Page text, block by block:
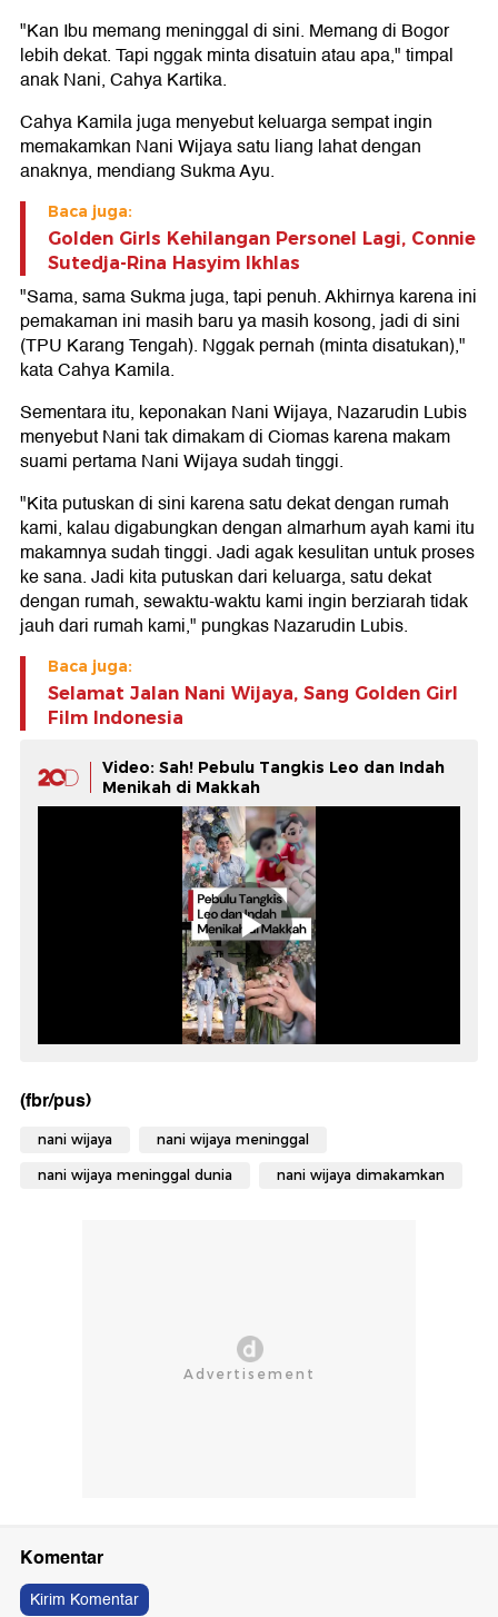
"Kan Ibu memang meninggal di sini. Memang di Bogor
lebih dekat. Tapi nggak minta disatuin atau apa," timpal
anak Nani, Cahya Kartika.
Cahya Kamila juga menyebut keluarga sempat ingin
memakamkan Nani Wijaya satu liang lahat dengan
anaknya, mendiang Sukma Ayu.
Baca juga:
Golden Girls Kehilangan Personel Lagi, Connie
Sutedja-Rina Hasyim Ikhlas
"Sama, sama Sukma juga, tapi penuh. Akhirnya karena ini
pemakaman ini masih baru ya masih kosong, jadi di sini
(TPU Karang Tengah). Nggak pernah (minta disatukan),"
kata Cahya Kamila.
Sementara itu, keponakan Nani Wijaya, Nazarudin Lubis
menyebut Nani tak dimakam di Ciomas karena makam
suami pertama Nani Wijaya sudah tinggi.
"Kita putuskan di sini karena satu dekat dengan rumah
kami, kalau digabungkan dengan almarhum ayah kami itu
makamnya sudah tinggi. Jadi agak kesulitan untuk proses
ke sana. Jadi kita putuskan dari keluarga, satu dekat
dengan rumah, sewaktu-waktu kami ingin berziarah tidak
jauh dari rumah kami," pungkas Nazarudin Lubis.
Baca juga:
Selamat Jalan Nani Wijaya, Sang Golden Girl
Film Indonesia
Video: Sah! Pebulu Tangkis Leo dan Indah
Menikah di Makkah
(fbr/pus)
nani wijaya nani wijaya meninggal
nani wijaya meninggal dunia nani wijaya dimakamkan
Komentar
Kirim Komentar